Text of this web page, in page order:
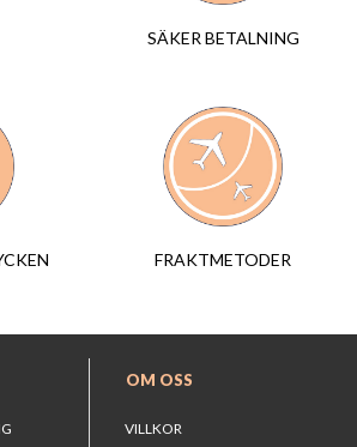
SÄKER BETALNING
FRAKTMETODER
OM OSS
VILLKOR